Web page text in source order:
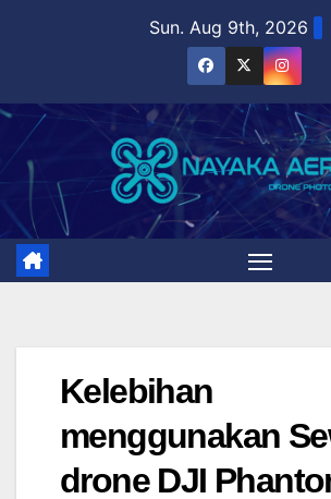
Sun. Aug 9th, 2026
Kelebihan
menggunakan
drone DJI